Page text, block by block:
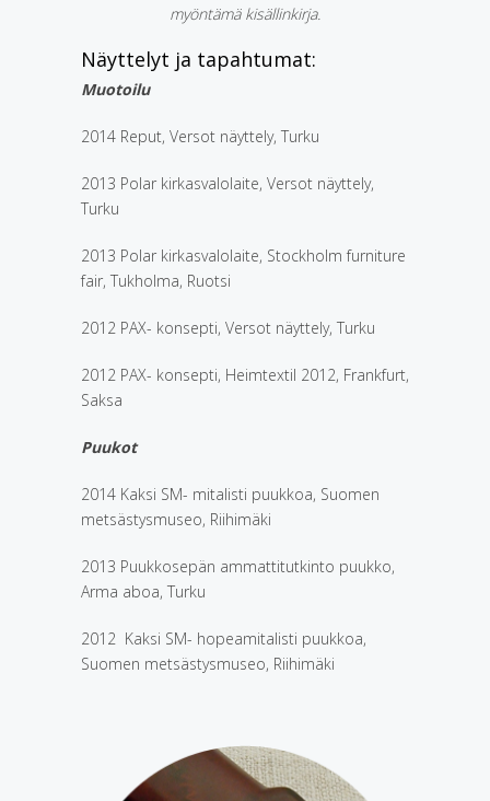
myöntämä kisällinkirja.
Näyttelyt ja tapahtumat:
Muotoilu
2014 Reput, Versot näyttely, Turku
2013 Polar kirkasvalolaite, Versot näyttely,
Turku
2013 Polar kirkasvalolaite, Stockholm furniture
fair, Tukholma, Ruotsi
2012 PAX- konsepti, Versot näyttely, Turku
2012 PAX- konsepti, Heimtextil 2012, Frankfurt,
Saksa
Puukot
2014 Kaksi SM- mitalisti puukkoa, Suomen
metsästysmuseo, Riihimäki
2013 Puukkosepän ammattitutkinto puukko,
Arma aboa, Turku
2012 Kaksi SM- hopeamitalisti puukkoa,
Suomen metsästysmuseo, Riihimäki